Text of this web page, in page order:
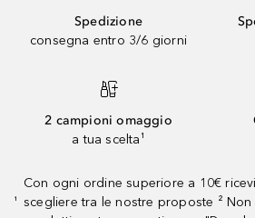
Spedizione
consegna entro 3/6 giorni
2 campioni omaggio
a tua scelta¹
¹
Con ogni ordine superiore a 10€
scegliere tra le nostre proposte ²